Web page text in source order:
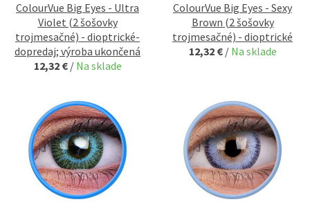
ColourVue Big Eyes - Ultra
Violet (2 šošovky
trojmesačné) - dioptrické-
dopredaj; výroba ukončená
12,32 € / Na sklade
ColourVue Big Eyes - Sexy
Brown (2 šošovky
trojmesačné) - dioptrické
12,32 € / Na sklade